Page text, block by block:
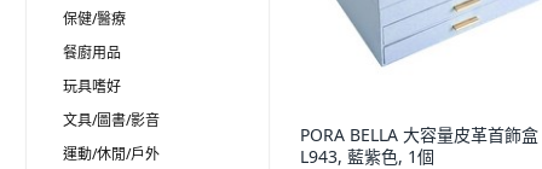
保健/醫療
餐廚用品
玩具嗜好
文具/圖書/影音
運動/休閒/戶外
PORA BELLA 大容量皮革首飾盒
L943, 藍紫色, 1個